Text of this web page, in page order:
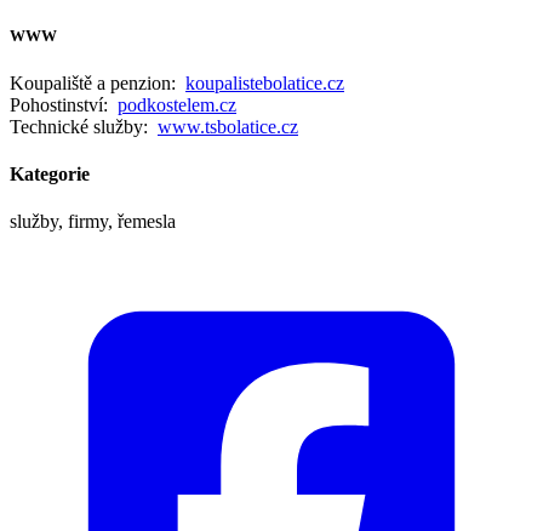
WWW
Koupaliště a penzion: koupalistebolatice.cz
Pohostinství: podkostelem.cz
Technické služby: www.tsbolatice.cz
Kategorie
služby, firmy, řemesla